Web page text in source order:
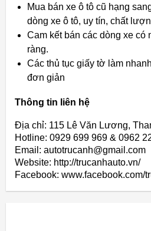
Mua bán xe ô tô cũ hạng
dòng xe ô tô, uy tín, chất
Cam kết bán các dòng xe có
ràng.
Các thủ tục giấy tờ làm
đơn giản
Thông tin liên hệ
Địa chỉ: 115 Lê Văn Lương,
Hotline: 0929 699 969 & 0962
Email: autotrucanh@gmail.com
Website: http://trucanhauto.vn/
Facebook: www.facebook.com/